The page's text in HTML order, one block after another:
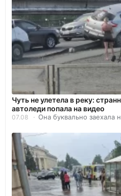
Чуть не улетела в реку:
автоледи попала на видео
07.08 Она буквально заехала